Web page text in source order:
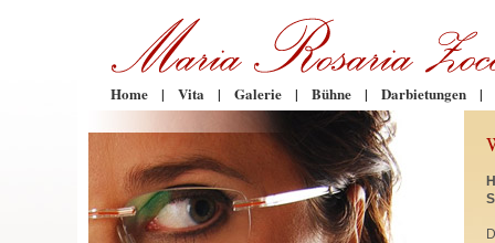
Home | Vita | Galerie | Bühne | Darbietungen |